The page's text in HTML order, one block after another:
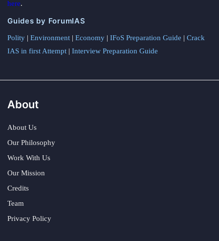
here.
Guides by ForumIAS
Polity | Environment | Economy | IFoS Preparation Guide | Crack
IAS in first Attempt | Interview Preparation Guide
About
About Us
Our Philosophy
Work With Us
Our Mission
Credits
Team
Privacy Policy